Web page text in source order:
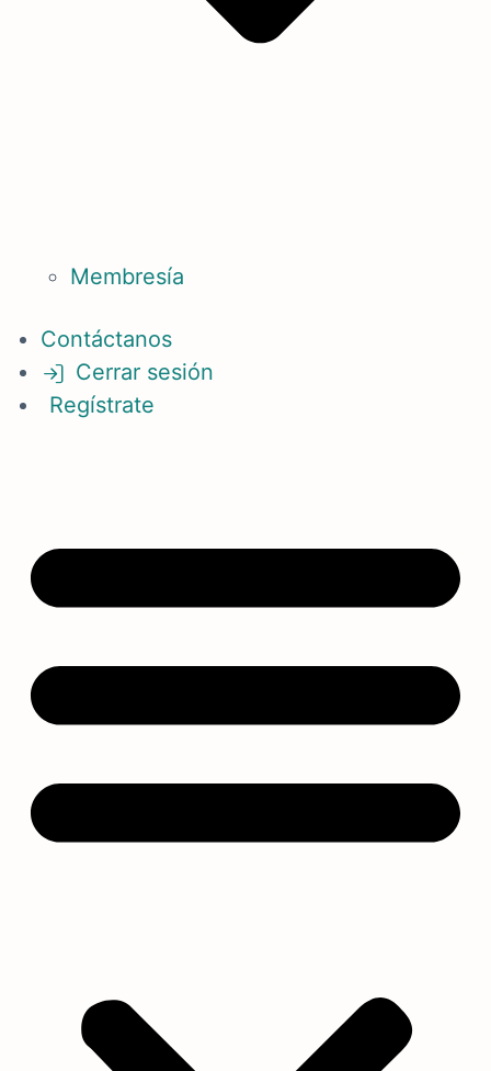
Membresía
Contáctanos
Cerrar sesión
Regístrate